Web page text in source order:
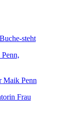
steht
Maik Penn
Frau